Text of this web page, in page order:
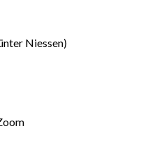
Niessen)